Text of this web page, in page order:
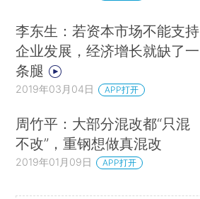
李东生：若资本市场不能支持
企业发展，经济增长就缺了一
条腿
2019年03月04日 APP打开
周竹平：大部分混改都“只混
不改”，重钢想做真混改
2019年01月09日 APP打开